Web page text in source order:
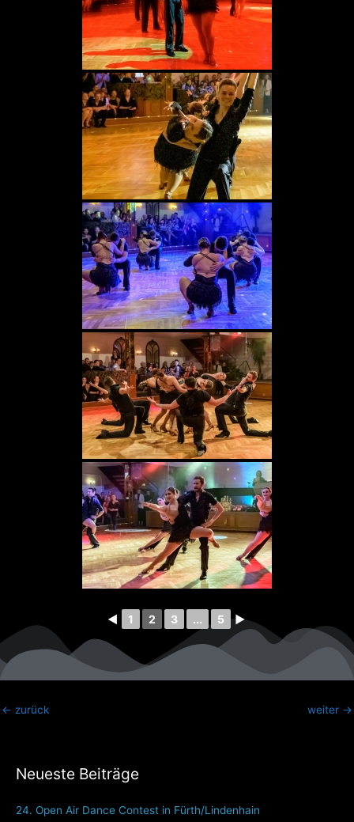
Neueste Beiträge
24. Open Air Dance Contest in Fürth/Lindenhain
◄ 1 2 3 ... 5 ►
← zurück weiter →